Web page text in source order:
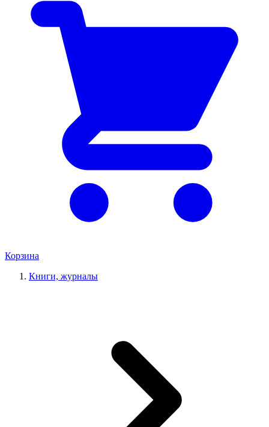
Корзина
Книги, журналы